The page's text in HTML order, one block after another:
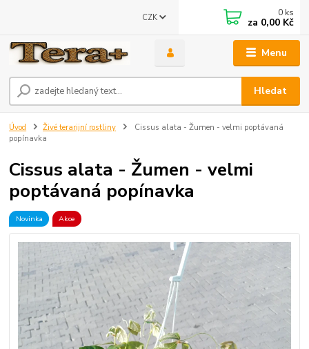
Menu
CZK
Hledat
0 ks
za 0,00 Kč
Úvod Živé terarijní rostliny
Cissus alata - Žumen - velmi poptávaná
popínavka
Cissus alata - Žumen - velmi
poptávaná popínavka
Novinka Akce